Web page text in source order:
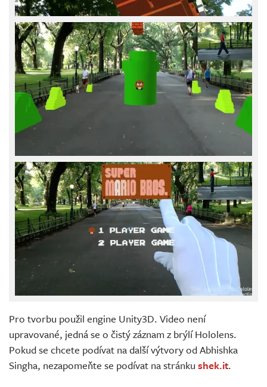
Pro tvorbu použil engine Unity3D. Video není
upravované, jedná se o čistý záznam z brýlí Hololens.
Pokud se chcete podívat na další výtvory od Abhishka
Singha, nezapomeňte se podívat na stránku shek.it.